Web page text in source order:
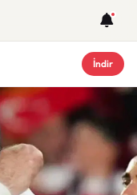
İndir